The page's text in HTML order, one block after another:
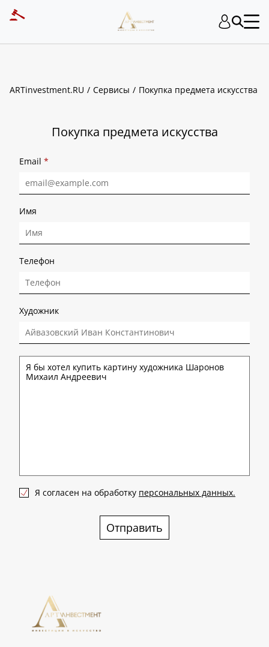
ARTinvestment.RU Сервисы Покупка предмета искусства
Покупка предмета искусства
Email *
Имя
Телефон
Художник
Я согласен на обработку персональных данных.
Отправить